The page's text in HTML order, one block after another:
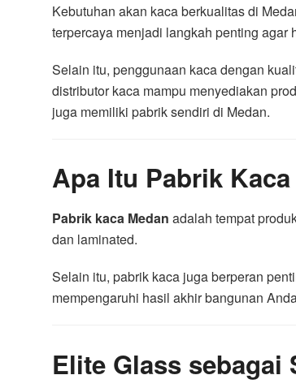
Kebutuhan akan kaca berkualitas di
terpercaya menjadi langkah penting agar
Selain itu, penggunaan kaca dengan
distributor kaca mampu menyediakan
juga memiliki pabrik sendiri di Medan.
Apa Itu Pabrik
Pabrik kaca Medan adalah tempat
dan laminated.
Selain itu, pabrik kaca juga berperan
mempengaruhi hasil akhir bangunan
Elite Glass sebagai